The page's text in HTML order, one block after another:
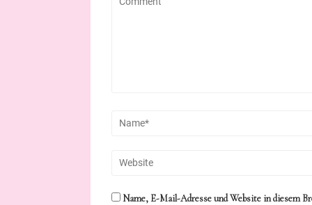
Name, E-Mail-Adresse und Website in diesem